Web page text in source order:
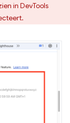
in DevTools